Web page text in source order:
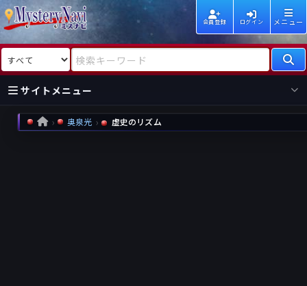
会員登録 ログイン メニュー
検索対象 検索キーワード
サイトメニュー
国内
海外
HOME 奥泉光 虚史のリズム